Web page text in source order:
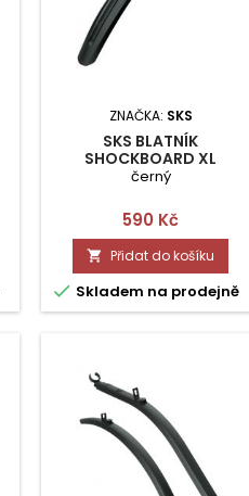
ZNAČKA: SKS
SKS BLATNÍK
SHOCKBOARD XL
černý
Cena
590 Kč
 Přidat do košíku
 Skladem na prodejně